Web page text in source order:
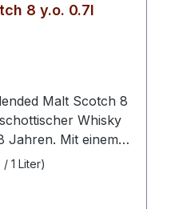
8 y.o. 0.7l
Malt Scotch 8
Whisky
Jahren. Mit einem
Volumen wird er
/ 1 Liter)